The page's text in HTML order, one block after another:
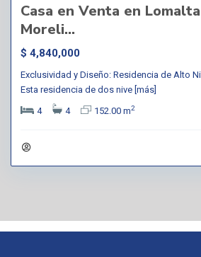
Casa en Venta en
Moreli...
$ 4,840,000
Exclusividad y Diseño: Residencia de Alto
Esta residencia de dos nive [más]
4
4 152.00 m2